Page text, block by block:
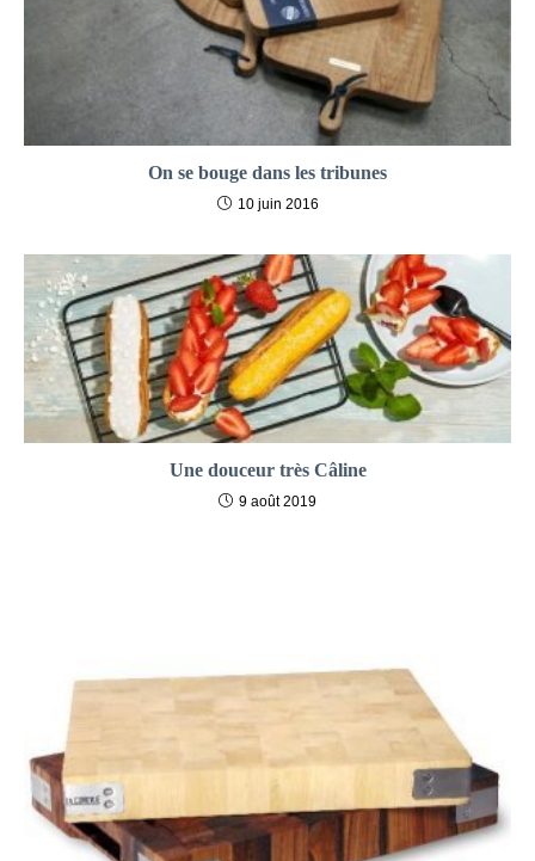
On se bouge dans les tribunes
10 juin 2016
Une douceur très Câline
9 août 2019